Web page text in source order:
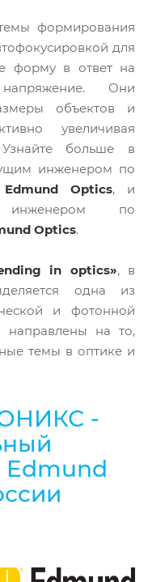
формирования
для
форму в ответ на
Они
объектов и
увеличивая
больше в
инженером по
Edmund Optics, и
инженером по
Optics.
in optics», в
одна из
и фотонной
направлены на то,
темы в оптике и
-
Edmund